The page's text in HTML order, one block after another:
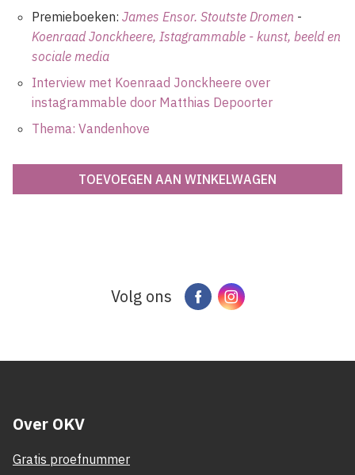
Premieboeken: James Ensor. Stoutste Dromen -
Koenraad Jonckheere, Istagrammable - kunst, beeld en
sociale media
Interview met Koenraad Jonckheere over
instagrammable door Matthias Depoorter
Thema: Vandenhove
Volg ons FacebookInstagram
Over OKV
Gratis proefnummer